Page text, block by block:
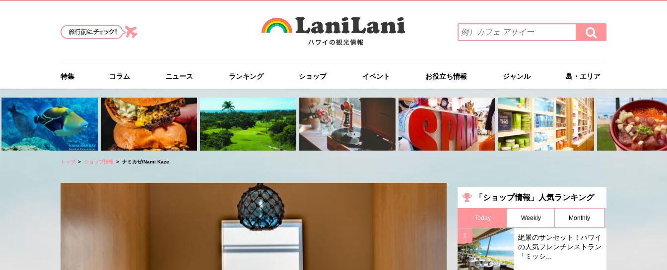
索
ワ
を
入
力
(例）
カ
フ
ェ
イ
ー
検
索
す
特集 コラム ニュース ランキング ショップ イベント お役立ち情報 ジャンル 島・エリア
トップ ショップ情報 ナミカゼ/Nami Kaze
「ショップ情報」人気ランキング
Today Weekly Monthly
絶景のサンセット！ハワイ
の人気フレンチレストラン
「ミッシ...